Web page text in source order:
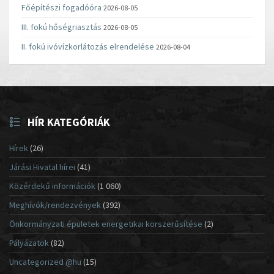
Főépítészi fogadóóra 2026-08-05
III. fokú hőségriasztás 2026-08-05
II. fokú ivóvízkorlátozás elrendelése 2026-08-04
HÍR KATEGÓRIÁK
Hírek(26)
Járási Hivatal hírei (41)
Közérdekű információk(1 060)
Meghívók/rendezvények (392)
Önkormányzati épületek energetikai korszerűsítése (2)
Pályázatok (82)
Uncategorized @hu (15)